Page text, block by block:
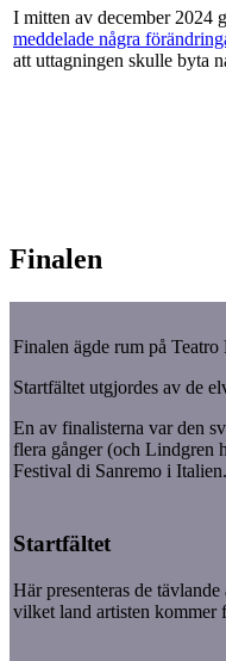
I mitten av december 2024
meddelade några
att uttagningen skulle byta
Finalen
Finalen ägde rum på
Startfältet utgjordes av de
En av finalisterna var den
flera gånger (och Lindgren
Festival di Sanremo i Italien.
Startfältet
Här presenteras de
vilket land artisten kommer